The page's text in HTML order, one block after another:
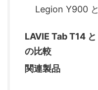
Legion Y900
LAVIE Tab T14
の比較
関連製品